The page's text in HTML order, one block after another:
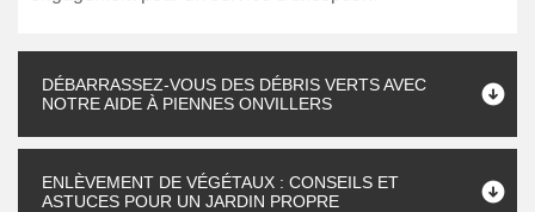
DÉBARRASSEZ-VOUS DES DÉBRIS VERTS AVEC
NOTRE AIDE À PIENNES ONVILLERS
ENLÈVEMENT DE VÉGÉTAUX : CONSEILS ET
ASTUCES POUR UN JARDIN PROPRE